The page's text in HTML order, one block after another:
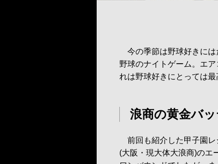
今の季節は野球好きには
野球のナイトゲーム。エ
れは野球好きにとっては最
浪商の黄金バ
前回も紹介した甲子園レ
(大阪・現大体大浪商)のエ